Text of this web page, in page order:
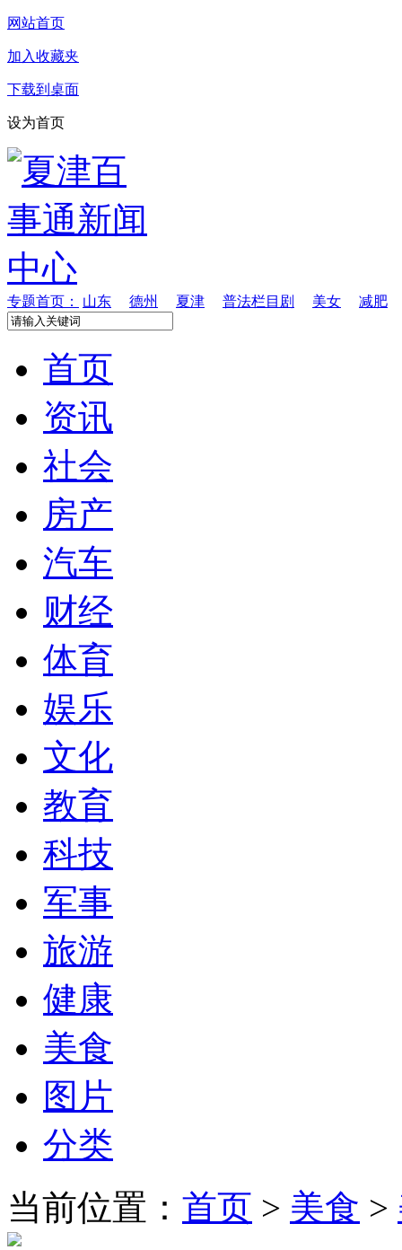
网站首页
加入收藏夹
下载到桌面
设为首页
专题首页： 山东 德州 夏津 普法栏目剧 美女 减肥
首页
资讯
社会
房产
汽车
财经
体育
娱乐
文化
教育
科技
军事
旅游
健康
美食
图片
分类
当前位置： 首页 > 美食 >